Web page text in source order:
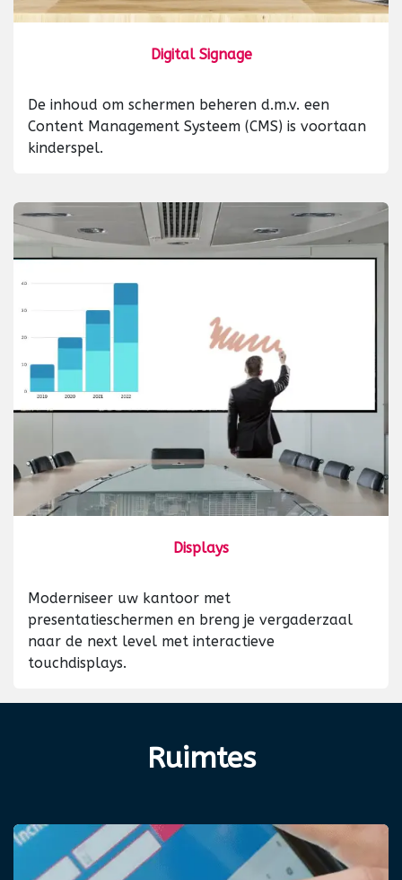
Digital Signage
De inhoud om schermen beheren d.m.v. een
Content Management Systeem (CMS) is voortaan
kinderspel.
Displays
Moderniseer uw kantoor met
presentatieschermen en breng je vergaderzaal
naar de next level met interactieve
touchdisplays.
Ruimtes